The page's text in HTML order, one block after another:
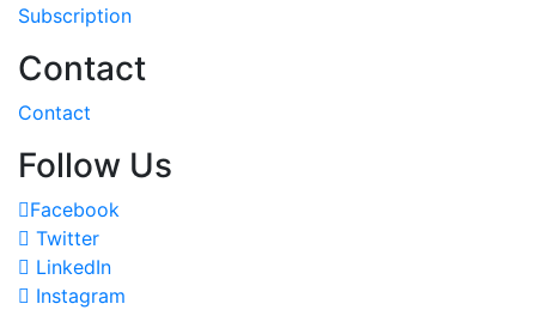
Subscription
Contact
Contact
Follow Us
Facebook
Twitter
LinkedIn
Instagram